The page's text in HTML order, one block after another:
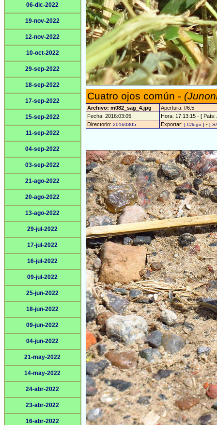
06-dic-2022
19-nov-2022
12-nov-2022
10-oct-2022
29-sep-2022
18-sep-2022
17-sep-2022
15-sep-2022
11-sep-2022
04-sep-2022
03-sep-2022
21-ago-2022
20-ago-2022
13-ago-2022
29-jul-2022
17-jul-2022
16-jul-2022
09-jul-2022
25-jun-2022
18-jun-2022
09-jun-2022
04-jun-2022
21-may-2022
14-may-2022
24-abr-2022
23-abr-2022
16-abr-2022
Cuatro ojos común -
Archivo: m082_sag_4.jpg
Apertura: f/6.5
Fecha: 2016:03:05
Hora: 17:13:15 - [ País:
Directorio: 20160305 Exportar: [ C/logo ] - [